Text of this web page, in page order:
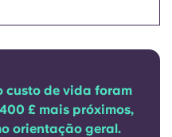
custo de vida foram
£ mais próximos,
orientação geral.